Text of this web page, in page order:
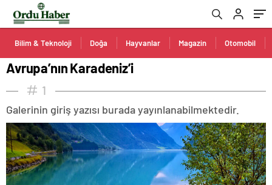
Bilim & Teknoloji Doğa Hayvanlar Magazin Otomobil
Avrupa’nın Karadeniz’i
1
Galerinin giriş yazısı burada yayınlanabilmektedir.